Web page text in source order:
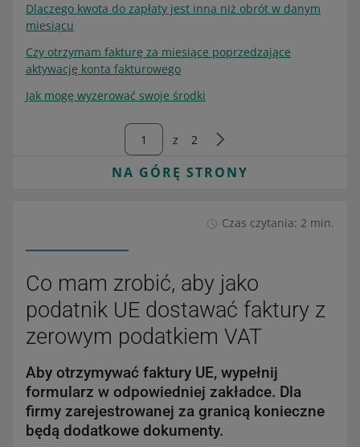
Dlaczego kwota do zapłaty jest inna niż obrót w danym
miesiącu
Czy otrzymam fakturę za miesiące poprzedzające
aktywację konta fakturowego
Jak mogę wyzerować swoje środki
z 2
NA GÓRĘ STRONY
Czas czytania: 2 min.
Co mam zrobić, aby jako
podatnik UE dostawać faktury z
zerowym podatkiem VAT
Aby otrzymywać faktury UE, wypełnij
formularz w odpowiedniej zakładce. Dla
firmy zarejestrowanej za granicą konieczne
będą dodatkowe dokumenty.